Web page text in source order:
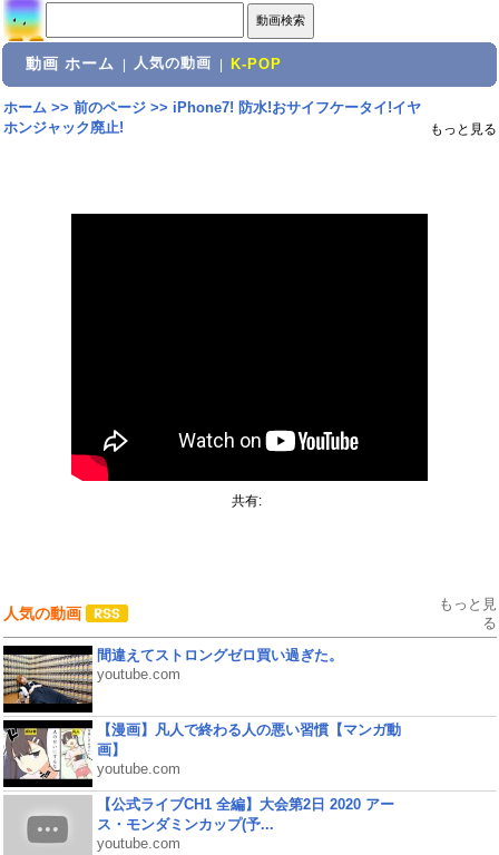
動画 ホーム 人気の動画 K-POP
ホーム>> 前のページ>> iPhone7! 防水!おサイフケータイ!イヤ
ホンジャック廃止!
もっと見る
共有:
人気の動画
もっと見
る
間違えてストロングゼロ買い過ぎた。
youtube.com
【漫画】凡人で終わる人の悪い習慣【マンガ動
画】
youtube.com
【公式ライブCH1 全編】大会第2日 2020 アー
ス・モンダミンカップ(予...
youtube.com